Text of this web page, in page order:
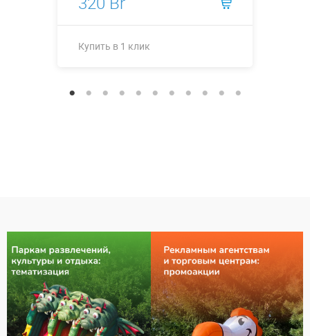
Купить в 1 клик